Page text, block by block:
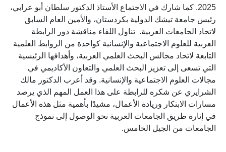
2025. كما شارك في الاجتماع الأستاذ الدكتور سلطان أبو عرابي،
رئيس جامعة تيشك الدولية بكردستان، والأمين العام السابق
لاتحاد الجامعات العربية. تناول اللقاء مناقشة دور الرابطة
العربية للعلوم الاجتماعية والإنسانية كواحدة من الروابط العلمية
التابعة لاتحاد مجالس البحث العلمي العربية، وأهدافها الرئيسية
التي تسعى إلى تعزيز البحث العلمي والتعاون الأكاديمي في
مجالات العلوم الاجتماعية والإنسانية. وقد أعرب الدكتور مالك
الشرايري عن شكره للرابطة على هذا العمل المهم الذي يرصد
مسارات الابتكار وريادة الأعمال، مشيدًا بأهمية مثل هذه الأعمال
في إنارة طريق الجامعات العربية نحو الوصول إلى نموذج
الجامعات من الجيل الخامس.